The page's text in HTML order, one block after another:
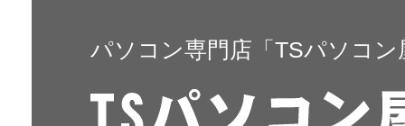
パソコン専門店「TSパソコン